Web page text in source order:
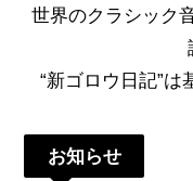
世界のクラシック
“新ゴロウ日記”
お知らせ